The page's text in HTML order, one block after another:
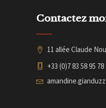
Contactez
11 allée Claude
+33 (0)7 83 58 95 78